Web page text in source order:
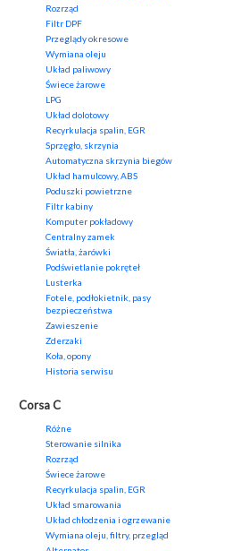
Rozrząd
Filtr DPF
Przeglądy okresowe
Wymiana oleju
Układ paliwowy
Świece żarowe
LPG
Układ dolotowy
Recyrkulacja spalin, EGR
Sprzęgło, skrzynia
Automatyczna skrzynia biegów
Układ hamulcowy, ABS
Poduszki powietrzne
Filtr kabiny
Komputer pokładowy
Centralny zamek
Światła, żarówki
Podświetlanie pokręteł
Lusterka
Fotele, podłokietnik, pasy
bezpieczeństwa
Zawieszenie
Zderzaki
Koła, opony
Historia serwisu
Corsa C
Różne
Sterowanie silnika
Rozrząd
Świece żarowe
Recyrkulacja spalin, EGR
Układ smarowania
Układ chłodzenia i ogrzewanie
Wymiana oleju, filtry, przegląd